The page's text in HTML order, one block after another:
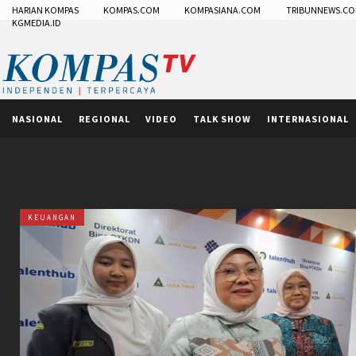
HARIAN KOMPAS KOMPAS.COM KOMPASIANA.COM
KGMEDIA.ID
NASIONAL REGIONAL VIDEO TALK SHOW INTERNASIONAL
KEUANGAN